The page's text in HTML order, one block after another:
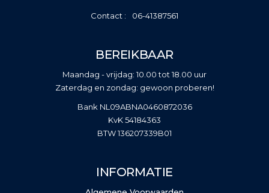
06-41387561
BEREIKBAAR
Maandag - vrijdag: 10.00 tot 18.00 uur
Zaterdag en zondag: gewoon proberen!
Bank NL09ABNA0460872036
KvK 54184363
BTW 136207339B01
INFORMATIE